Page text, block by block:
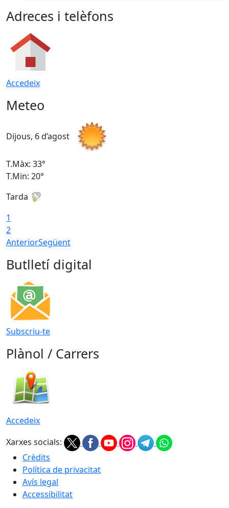
Adreces i telèfons
Accedeix
Meteo
Dijous, 6 d’agost
T.Màx: 33°
T.Min: 20°
Tarda
1
2
AnteriorSegüent
Butlletí digital
Subscriu-te
Plànol / Carrers
Accedeix
Xarxes socials:
Crèdits
Política de privacitat
Avís legal
Accessibilitat